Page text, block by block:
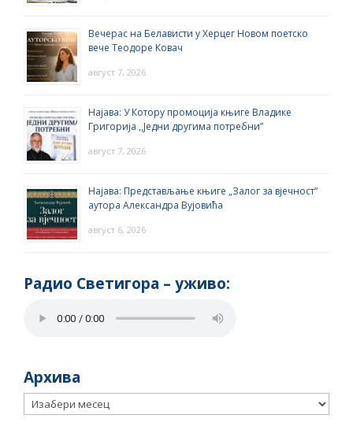
Вечерас на Белависти у Херцег Новом поетско
вече Теодоре Ковач
август 7, 2026
Најава: У Котору промоција књиге Владике
Григорија ,,Једни другима потребни”
август 7, 2026
Најава: Представљање књиге „Залог за вјечност“
аутора Александра Вујовића
август 6, 2026
Радио Светигора – yживо:
Архива
Архива